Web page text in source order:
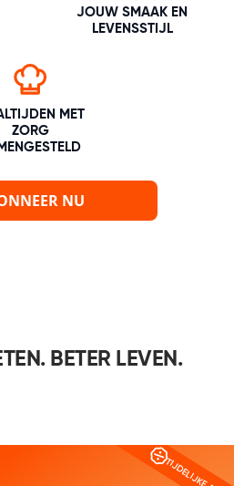
JOUW SMAAK EN
LEVENSSTIJL
MET
ZORG
NU
BETER LEVEN.